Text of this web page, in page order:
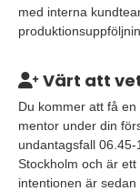
med interna
Värt att
Du kommer att få
mentor under din
undantagsfall
Stockholm och är
intentionen är sedan